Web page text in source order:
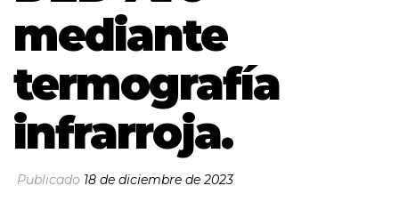
mediante
termografía
infrarroja.
Publicado 18 de diciembre de 2023